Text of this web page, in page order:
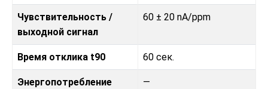
Чувствительность /
выходной сигнал
60 ± 20 nA/ppm
Время отклика t90 60 сек.
Энергопотребление —